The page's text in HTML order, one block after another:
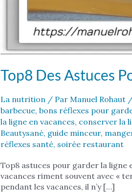
Top8 Des Astuces
La nutrition/ Par Manuel Rohaut
barbecue, bons réflexes pour
la ligne en vacances, conserver la
Beautysané, guide minceur,
réflexes santé, soirée restaurant
Top8 astuces pour garder la ligne
vacances riment souvent avec «
pendant les vacances, il n’y […]